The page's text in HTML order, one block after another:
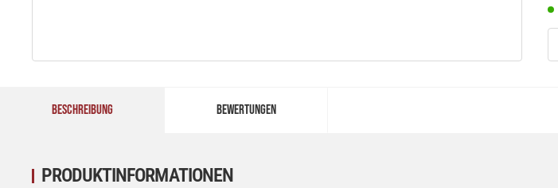
BESCHREIBUNG BEWERTUNGEN
PRODUKTINFORMATIONEN